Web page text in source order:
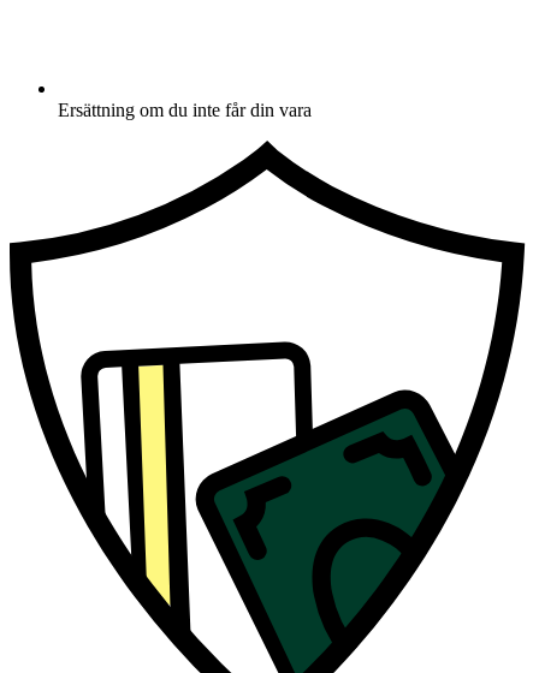
Ersättning om du inte får din vara